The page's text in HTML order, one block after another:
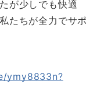
が少しでも快適
たちが全力でサポ
ymy8833n?